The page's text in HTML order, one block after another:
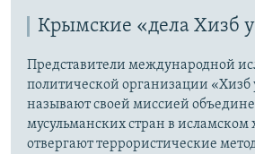
Крымские «дела Хизб
Представители международной
политической организации «Хизб
называют своей миссией
мусульманских стран в исламском
отвергают террористические